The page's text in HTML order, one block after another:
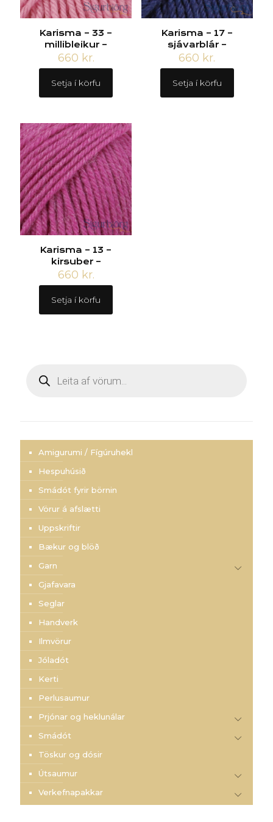
Karisma – 33 –
millibleikur –
660 kr.
Setja í körfu
Karisma – 17 –
sjávarblár –
660 kr.
Setja í körfu
Karisma – 13 –
kirsuber –
660 kr.
Setja í körfu
search
Amigurumi / Fígúruhekl
Hespuhúsið
Smádót fyrir börnin
Vörur á afslætti
Uppskriftir
Bækur og blöð
Garn
Gjafavara
Seglar
Handverk
Ilmvörur
Jóladót
Kerti
Perlusaumur
Prjónar og heklunálar
Smádót
Töskur og dósir
Útsaumur
Verkefnapakkar